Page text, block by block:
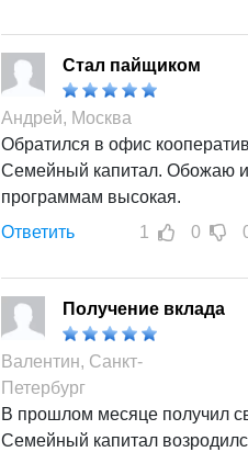
Стал пайщиком
Андрей, Москва
Обратился в офис
Семейный капитал. Обожаю
программам высокая.
Ответить
1 0
Получение вклада
Валентин, Санкт-
Петербург
В прошлом месяце получил
Семейный капитал